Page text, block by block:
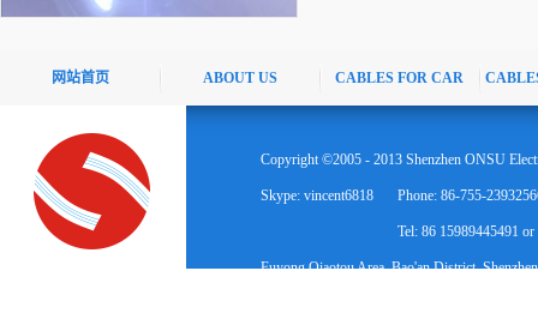
网站首页 ABOUT US CABLES FOR CAR
Skype: vincent6818 Phone: 86-755-
Tel: 86 15989445491
Fuyong Qiaotou Area, Bao'an District,
Copyright ©2005 - 2013 Shenzhen ONSU